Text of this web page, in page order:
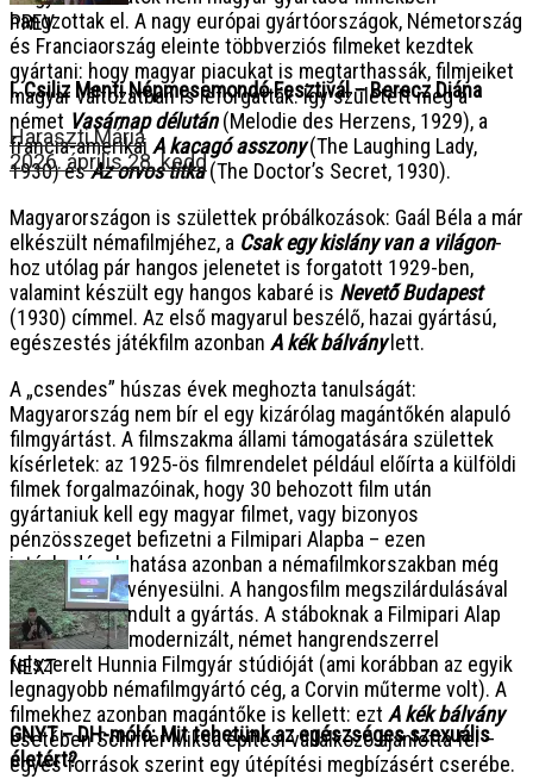
hangzottak el. A nagy európai gyártóországok, Németország
és Franciaország eleinte többverziós filmeket kezdtek
gyártani: hogy magyar piacukat is megtarthassák, filmjeiket
magyar változatban is leforgatták. Így született meg a
német Vasárnap délután(Melodie des Herzens, 1929), a
francia-amerikai A kacagó asszony(The Laughing Lady,
1930) ésAz orvos titka (The Doctor’s Secret, 1930).
Magyarországon is születtek próbálkozások: Gaál Béla a már
elkészült némafilmjéhez, a Csak egy kislány van a világon-
hoz utólag pár hangos jelenetet is forgatott 1929-ben,
valamint készült egy hangos kabaré is Nevető Budapest
(1930) címmel. Az első magyarul beszélő, hazai gyártású,
egészestés játékfilm azonban A kék bálványlett.
A „csendes” húszas évek meghozta tanulságát:
Magyarország nem bír el egy kizárólag magántőkén alapuló
filmgyártást. A filmszakma állami támogatására születtek
kísérletek: az 1925-ös filmrendelet például előírta a külföldi
filmek forgalmazóinak, hogy 30 behozott film után
gyártaniuk kell egy magyar filmet, vagy bizonyos
pénzösszeget befizetni a Filmipari Alapba – ezen
intézkedések hatása azonban a némafilmkorszakban még
nem tudott érvényesülni. A hangosfilm megszilárdulásával
azonban megindult a gyártás. A stáboknak a Filmipari Alap
biztosította a modernizált, német hangrendszerrel
felszerelt Hunnia Filmgyár stúdióját (ami korábban az egyik
legnagyobb némafilmgyártó cég, a Corvin műterme volt). A
filmekhez azonban magántőke is kellett: ezt A kék bálvány
esetében Schiffer Miksa építési vállalkozó ajánlotta fel –
egyes források szerint egy útépítési megbízásért cserébe.
PREV
I. Csiliz Menti Népmesemondó Fesztivál – Berecz Diána
Haraszti Mária
2026. április 28. kedd
NEXT
GNYT – DH-móló: Mit tehetünk az egészséges szexuális
életért?